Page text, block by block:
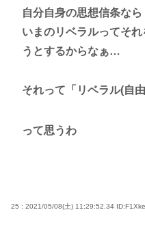
自分自身の思想信条な
いまのリベラルってそ
うとするからなぁ…
それって「リベラル(自
って思うわ
25 : 2021/05/08(土) 11:29:52.34